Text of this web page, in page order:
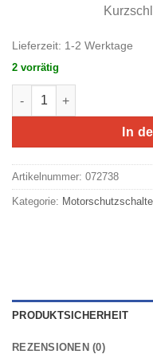
Lieferzeit: 1-2 Werktage
2 vorrätig
Eaton/Moeller
In
Artikelnummer: 072738
Kategorie:
PRODUKTSICHERHEIT
REZENSIONEN (0)